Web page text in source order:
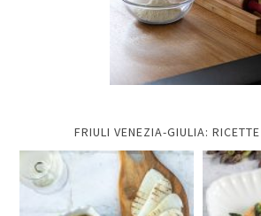
FRIULI VENEZIA-GIULIA: